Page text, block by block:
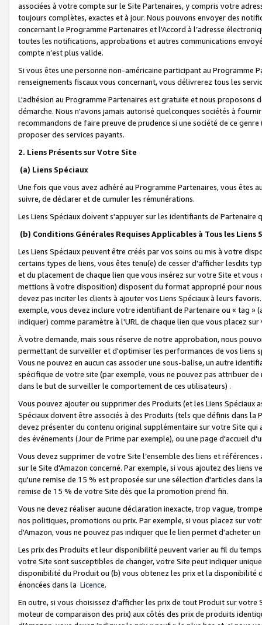
associées à votre compte sur le Site Partenaires, y compris votre
toujours complètes, exactes et à jour. Nous pouvons envoyer des
concernant le Programme Partenaires et l'Accord à l’adresse
toutes les notifications, approbations et autres communications
compte n’est plus valide.
Si vous êtes une personne non-américaine participant au
renseignements fiscaux vous concernant, vous délivrerez tous les
L'adhésion au Programme Partenaires est gratuite et nous proposons
démarche. Nous n'avons jamais autorisé quelconques sociétés à
recommandons de faire preuve de prudence si une société de ce
proposer des services payants.
2. Liens Présents sur Votre Site
(a) Liens Spéciaux
Une fois que vous avez adhéré au Programme Partenaires, vous êtes
suivre, de déclarer et de cumuler les rémunérations.
Les Liens Spéciaux doivent s'appuyer sur les identifiants de Partenaire
(b) Conditions Générales Requises Applicables à Tous les Liens
Les Liens Spéciaux peuvent être créés par vos soins ou mis à votre
certains types de liens, vous êtes tenu(e) de cesser d'afficher lesdits
et du placement de chaque lien que vous insérez sur votre Site et
mettions à votre disposition) disposent du format approprié pour
devez pas inciter les clients à ajouter vos Liens Spéciaux à leurs
exemple, vous devez inclure votre identifiant de Partenaire ou « tag
indiquer) comme paramètre à l'URL de chaque lien que vous placez
À votre demande, mais sous réserve de notre approbation, nous
permettant de surveiller et d'optimiser les performances de vos liens
Vous ne pouvez en aucun cas associer une sous-balise, un autre
spécifique de votre site (par exemple, vous ne pouvez pas attribuer
dans le but de surveiller le comportement de ces utilisateurs) .
Vous pouvez ajouter ou supprimer des Produits (et les Liens
Spéciaux doivent être associés à des Produits (tels que définis dans
devez présenter du contenu original supplémentaire sur votre Site qui
des événements (Jour de Prime par exemple), ou une page d'accueil
Vous devez supprimer de votre Site l’ensemble des liens et
sur le Site d'Amazon concerné. Par exemple, si vous ajoutez des
qu'une remise de 15 % est proposée sur une sélection d'articles
remise de 15 % de votre Site dès que la promotion prend fin.
Vous ne devez réaliser aucune déclaration inexacte, trop vague,
nos politiques, promotions ou prix. Par exemple, si vous placez sur
d'Amazon, vous ne pouvez pas indiquer que le lien permet d'acheter
Les prix des Produits et leur disponibilité peuvent varier au fil du
votre Site sont susceptibles de changer, votre Site peut indiquer
disponibilité du Produit ou (b) vous obtenez les prix et la disponibilité
énoncées dans la Licence.
En outre, si vous choisissez d'afficher les prix de tout Produit sur
moteur de comparaison des prix) aux côtés des prix de produits